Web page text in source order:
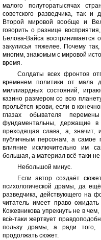
малого полуторатысячах
советского разведчика, так и
Второй мировой вообще и
говорить о разнице
Белова-Вайса воспринимается
закулисья тяжелее. Почему
многим, знакомым с мировой
время.
Солдаты всех фронтов
временем политики от мала
миллиардных состояний,
казино размером со всю
прольётся крови, если в
глазах обывателя
фундаментальны, держащие
преходящая слава, а, значит,
публичным персонам, а самое
влияние исключительно им
большая, а материал всё-таки
Небольшой минус.
Если автор создаёт
психологической драмы, да
разведчика, действующего на
читатель имеет право
Кожевникова упрекнуть не в
всё-таки жертвует
пользу драмы, а ради того,
продолжать сюжет.